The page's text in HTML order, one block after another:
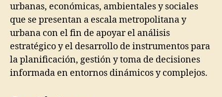
urbanas, económicas, ambientales y sociales
que se presentan a escala metropolitana y
urbana con el fin de apoyar el análisis
estratégico y el desarrollo de instrumentos para
la planificación, gestión y toma de decisiones
informada en entornos dinámicos y complejos.